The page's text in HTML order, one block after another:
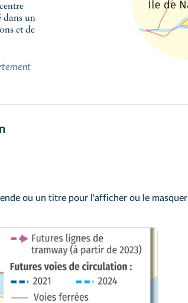
dans un
et de
ou un titre pour l'afficher ou le masquer